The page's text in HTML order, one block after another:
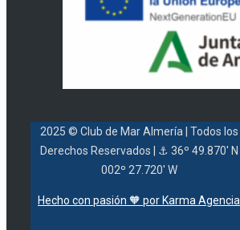
2025 © Club de Mar Almería
| Todos los
Derechos Reservados |
⚓ 36º 49.870' N
002º 27.720' W
Hecho con pasión 🧡 por Karma Agencia